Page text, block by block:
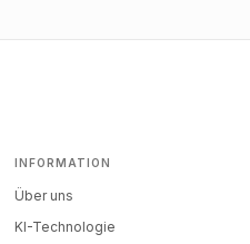
INFORMATION
Über uns
KI-Technologie